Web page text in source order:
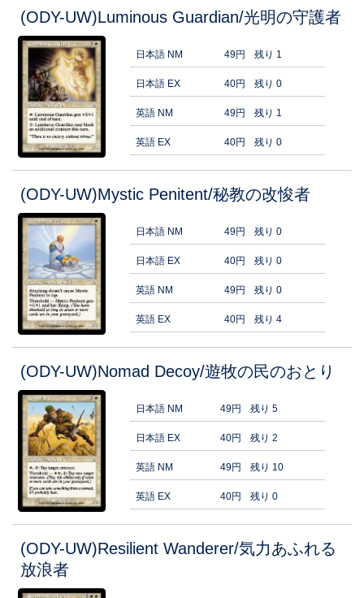
(ODY-UW)Luminous Guardian/光明の守護者
日本語 NM 49円 残り 1
日本語 EX 40円 残り 0
英語 NM 49円 残り 1
英語 EX 40円 残り 0
(ODY-UW)Mystic Penitent/秘教の改悛者
日本語 NM 49円 残り 0
日本語 EX 40円 残り 0
英語 NM 49円 残り 0
英語 EX 40円 残り 4
(ODY-UW)Nomad Decoy/遊牧の民のおとり
日本語 NM 49円 残り 5
日本語 EX 40円 残り 2
英語 NM 49円 残り 10
英語 EX 40円 残り 0
(ODY-UW)Resilient Wanderer/気力あふれる
放浪者